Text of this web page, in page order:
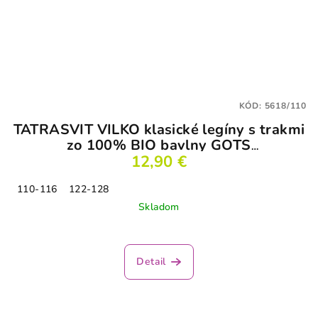
TATRASVIT VILKO klasické legíny s trakmi
zo 100% BIO bavlny GOTS
tehlovočervené
12,90 €
110-116
122-128
Skladom
Detail
KÓD: 5618/110